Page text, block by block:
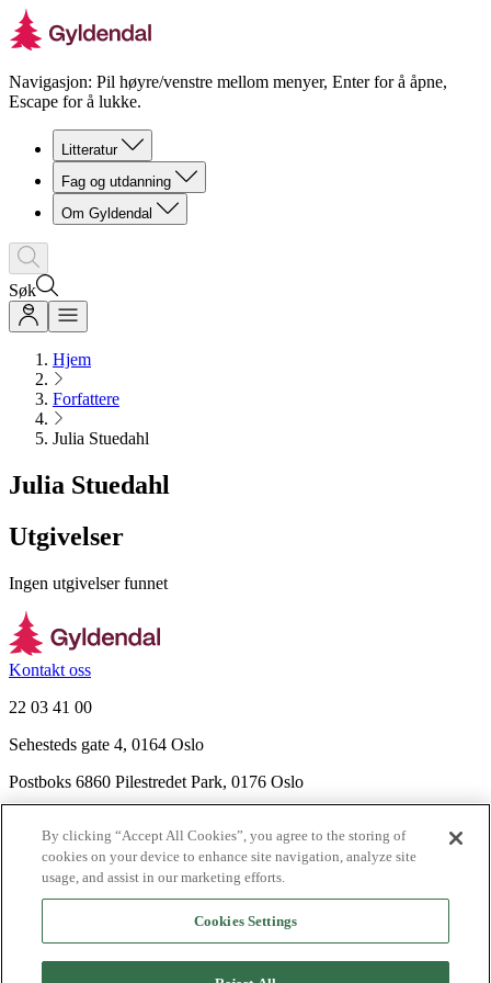
Navigasjon: Pil høyre/venstre mellom menyer, Enter for å åpne,
Escape for å lukke.
Litteratur
Fag og utdanning
Om Gyldendal
Søk
Hjem
Forfattere
Julia Stuedahl
Julia Stuedahl
Utgivelser
Ingen utgivelser funnet
Kontakt oss
22 03 41 00
Sehesteds gate 4, 0164 Oslo
Postboks 6860 Pilestredet Park, 0176 Oslo
Nyhetsbrev
Ledige stillinger
Send inn manus
By clicking “Accept All Cookies”, you agree to the storing of
cookies on your device to enhance site navigation, analyze site
usage, and assist in our marketing efforts.
Cookies Settings